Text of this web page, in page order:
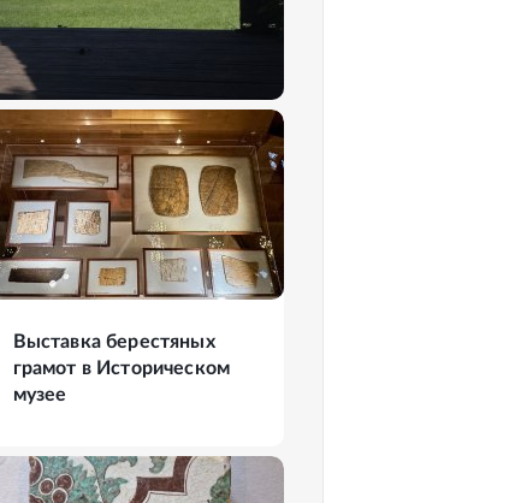
21ФОТО
Выставка берестяных
грамот в Историческом
музее